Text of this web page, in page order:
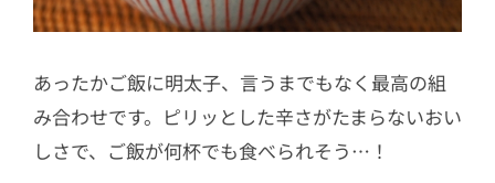
あったかご飯に明太子、言うまでもなく最高の組
み合わせです。ピリッとした辛さがたまらないおい
しさで、ご飯が何杯でも食べられそう…！